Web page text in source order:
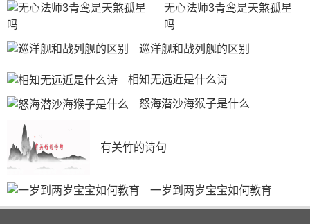
下联:笙歌一曲，盛世元音。
上联:春夜灯花，几处笙歌腾朗月;
下联:良宵美景，万家箫管乐丰年。
上联:华灯灿烂逢盛世;
下联:锣鼓铿锵颂丰年。
下联:满城笙管乐太平。
无心法师3青鸾是天煞孤星
吗
巡洋舰和战列舰的区别
相知无远近是什么诗
怒海潜沙海猴子是什么
有关竹的诗句
一岁到两岁宝宝如何教育